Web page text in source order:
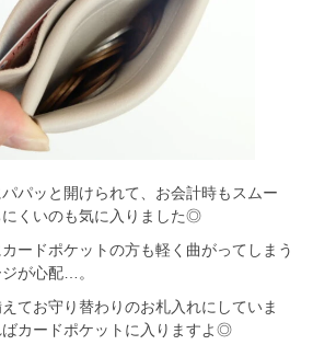
パッと開けられて、お会計時もスムー
くいのも気に入りました◎
ードポケットの方も軽く曲がってしまう
が心配…。
てお守り替わりのお札入れにしていま
カードポケットに入りますよ◎